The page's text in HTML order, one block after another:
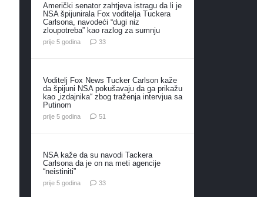
Američki senator zahtjeva istragu da li je
NSA špijunirala Fox voditelja Tuckera
Carlsona, navodeći “dugi niz
zloupotreba” kao razlog za sumnju
prije 5 godina 33komentara
Voditelj Fox News Tucker Carlson kaže
da špijuni NSA pokušavaju da ga prikažu
kao „izdajnika“ zbog traženja intervjua sa
Putinom
prije 5 godina 51
NSA kaže da su navodi Tackera
Carlsona da je on na meti agencije
“neistiniti”
prije 5 godina 33komentara